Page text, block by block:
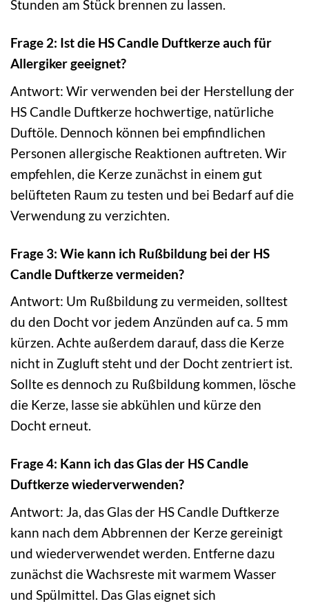
Stunden am Stück brennen zu lassen.
Frage 2: Ist die HS Candle Duftkerze auch für
Allergiker geeignet?
Antwort: Wir verwenden bei der Herstellung der
HS Candle Duftkerze hochwertige, natürliche
Duftöle. Dennoch können bei empfindlichen
Personen allergische Reaktionen auftreten. Wir
empfehlen, die Kerze zunächst in einem gut
belüfteten Raum zu testen und bei Bedarf auf die
Verwendung zu verzichten.
Frage 3: Wie kann ich Rußbildung bei der HS
Candle Duftkerze vermeiden?
Antwort: Um Rußbildung zu vermeiden, solltest
du den Docht vor jedem Anzünden auf ca. 5 mm
kürzen. Achte außerdem darauf, dass die Kerze
nicht in Zugluft steht und der Docht zentriert ist.
Sollte es dennoch zu Rußbildung kommen, lösche
die Kerze, lasse sie abkühlen und kürze den
Docht erneut.
Frage 4: Kann ich das Glas der HS Candle
Duftkerze wiederverwenden?
Antwort: Ja, das Glas der HS Candle Duftkerze
kann nach dem Abbrennen der Kerze gereinigt
und wiederverwendet werden. Entferne dazu
zunächst die Wachsreste mit warmem Wasser
und Spülmittel. Das Glas eignet sich